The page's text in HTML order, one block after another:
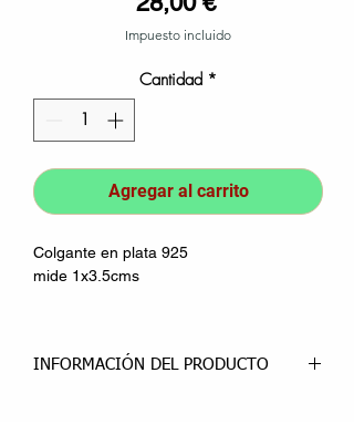
Impuesto incluido
Cantidad *
Agregar al carrito
Colgante en plata 925
mide 1x3.5cms
INFORMACIÓN DEL PRODUCTO